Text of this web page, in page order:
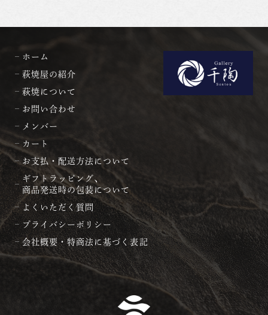
ホーム
萩焼屋の紹介
萩焼について
お問い合わせ
メンバー
カート
お支払・配送方法について
ギフトラッピング、
商品発送時の包装について
よくいただく質問
プライバシーポリシー
会社概要・特商法に基づく表記